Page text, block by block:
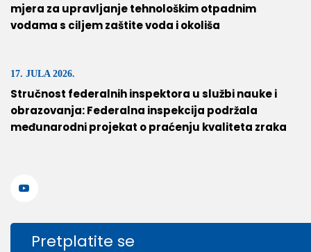
mjera za upravljanje tehnološkim otpadnim
vodama s ciljem zaštite voda i okoliša
17. JULA 2026.
Stručnost federalnih inspektora u službi nauke i
obrazovanja: Federalna inspekcija podržala
međunarodni projekat o praćenju kvaliteta zraka
Pretplatite se